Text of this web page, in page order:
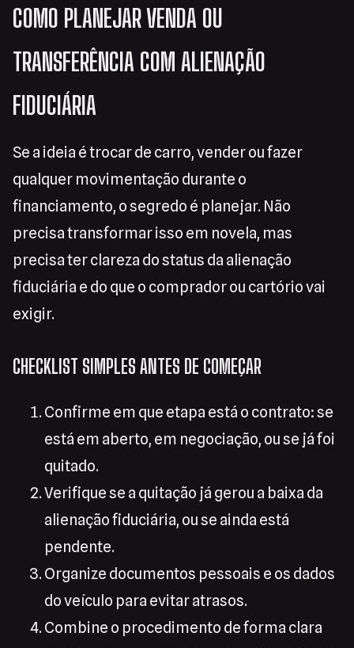
COMO PLANEJAR VENDA OU
TRANSFERÊNCIA COM ALIENAÇÃO
FIDUCIÁRIA
Se a ideia é trocar de carro, vender ou fazer
qualquer movimentação durante o
financiamento, o segredo é planejar. Não
precisa transformar isso em novela, mas
precisa ter clareza do status da alienação
fiduciária e do que o comprador ou cartório vai
exigir.
CHECKLIST SIMPLES ANTES DE COMEÇAR
Confirme em que etapa está o contrato: se
está em aberto, em negociação, ou se já foi
quitado.
Verifique se a quitação já gerou a baixa da
alienação fiduciária, ou se ainda está
pendente.
Organize documentos pessoais e os dados
do veículo para evitar atrasos.
Combine o procedimento de forma clara